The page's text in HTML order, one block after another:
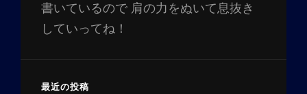
書いているので 肩の力をぬいて息抜き
していってね！
最近の投稿